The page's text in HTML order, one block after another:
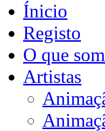
Ínicio
Registo
O que
Artistas